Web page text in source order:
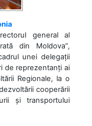
general al
din Moldova”,
unei delegații
de reprezentanți ai
Regionale, la o
cooperării
și transportului